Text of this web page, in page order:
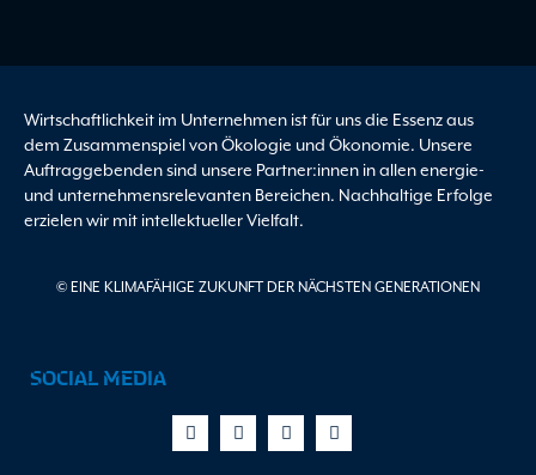
Wirtschaftlichkeit im Unternehmen ist für uns die Essenz aus
dem Zusammenspiel von Ökologie und Ökonomie. Unsere
Auftraggebenden sind unsere Partner:innen in allen energie-
und unternehmensrelevanten Bereichen. Nachhaltige Erfolge
erzielen wir mit intellektueller Vielfalt.
© EINE KLIMAFÄHIGE ZUKUNFT DER NÄCHSTEN GENERATIONEN
SOCIAL MEDIA
Facebook-
f
X-
twitter
YoutubeLinkedin